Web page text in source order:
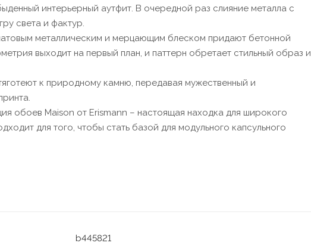
интерьерный аутфит. В очередной раз слияние металла с
света и фактур.
металлическим и мерцающим блеском придают бетонной
выходит на первый план, и паттерн обретает стильный образ и
к природному камню, передавая мужественный и
обоев Maison от Erismann – настоящая находка для широкого
для того, чтобы стать базой для модульного капсульного
b445821